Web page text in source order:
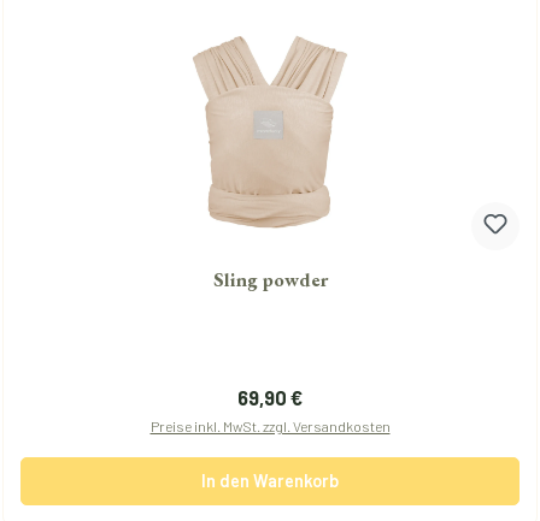
Sling powder
Regulärer Preis:
69,90 €
Preise inkl. MwSt. zzgl. Versandkosten
In den Warenkorb